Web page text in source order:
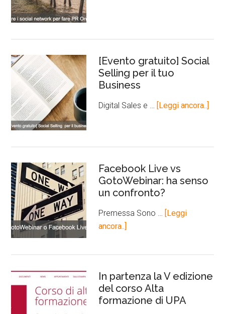
[Evento gratuito] Social
Selling per il tuo
Business
Digital Sales e … [Leggi ancora..]
Facebook Live vs
GotoWebinar: ha senso
un confronto?
Premessa Sono …
[Leggi
ancora..]
In partenza la V edizione
del corso Alta
formazione di UPA